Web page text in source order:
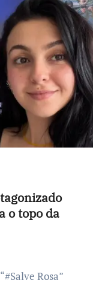
o topo da